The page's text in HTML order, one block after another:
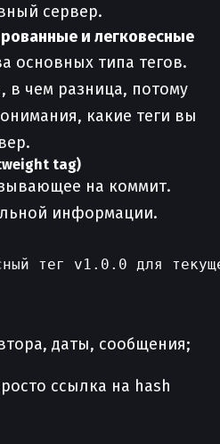
сервер.
и легковесные
основных типа тегов.
в чем разница, потому
какие теги вы
tag)
на коммит.
информации.
тег v1.0.0 для
даты, сообщения;
ссылка на hash